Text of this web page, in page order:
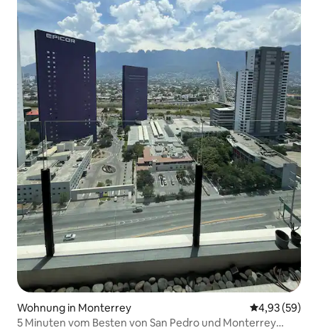
Wohnung in Monterrey
4,93 (59)
5 Minuten vom Besten von San Pedro und Monterrey